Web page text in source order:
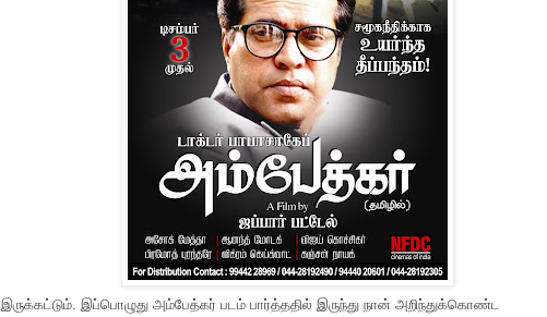
இருக்கட்டும். இப்பொழுது அம்பேத்கர் படம் பார்த்ததில் இருந்து நான் அறிந்துக்கொண்ட